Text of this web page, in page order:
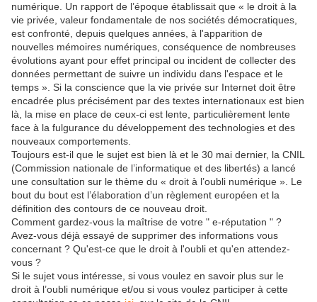
numérique. Un rapport de l’époque établissait que « le droit à la
vie privée, valeur fondamentale de nos sociétés démocratiques,
est confronté, depuis quelques années, à l'apparition de
nouvelles mémoires numériques, conséquence de nombreuses
évolutions ayant pour effet principal ou incident de collecter des
données permettant de suivre un individu dans l'espace et le
temps ». Si la conscience que la vie privée sur Internet doit être
encadrée plus précisément par des textes internationaux est bien
là, la mise en place de ceux-ci est lente, particulièrement lente
face à la fulgurance du développement des technologies et des
nouveaux comportements.
Toujours est-il que le sujet est bien là et le 30 mai dernier, la CNIL
(Commission nationale de l’informatique et des libertés) a lancé
une consultation sur le thème du « droit à l’oubli numérique ». Le
bout du bout est l’élaboration d’un règlement européen et la
définition des contours de ce nouveau droit.
Comment gardez-vous la maîtrise de votre " e-réputation " ?
Avez-vous déjà essayé de supprimer des informations vous
concernant ? Qu'est-ce que le droit à l'oubli et qu'en attendez-
vous ?
Si le sujet vous intéresse, si vous voulez en savoir plus sur le
droit à l’oubli numérique et/ou si vous voulez participer à cette